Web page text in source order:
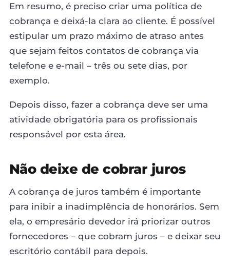
Em resumo, é preciso criar uma política de
cobrança e deixá-la clara ao cliente. É possível
estipular um prazo máximo de atraso antes
que sejam feitos contatos de cobrança via
telefone e e-mail – três ou sete dias, por
exemplo.
Depois disso, fazer a cobrança deve ser uma
atividade obrigatória para os profissionais
responsável por esta área.
Não deixe de cobrar juros
A cobrança de juros também é importante
para inibir a inadimplência de honorários. Sem
ela, o empresário devedor irá priorizar outros
fornecedores – que cobram juros – e deixar seu
escritório contábil para depois.